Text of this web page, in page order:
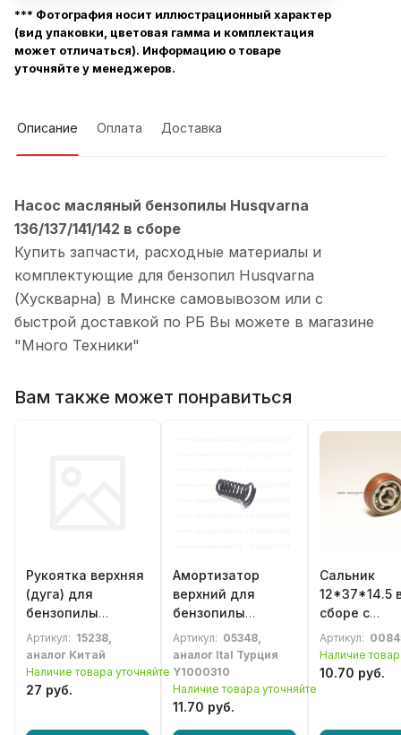
*** Фотография носит иллюстрационный характер
(вид упаковки, цветовая гамма и комплектация
может отличаться). Информацию о товаре
уточняйте у менеджеров.
Описание Оплата Доставка
Насос масляный бензопилы Husqvarna
136/137/141/142 в сборе
Купить запчасти, расходные материалы и
комплектующие для бензопил Husqvarna
(Хускварна) в Минске самовывозом или с
быстрой доставкой по РБ Вы можете в магазине
"Много Техники"
Вам также может понравиться
Рукоятка верхняя
(дуга) для
бензопилы
Husqvarna 445,
450 (5440839-01)
Артикул: 15238,
аналог Китай
Наличие товара уточняйте
27 руб.
Амортизатор
верхний для
бензопилы
Husqvarna 40, 45,
49 Jonsered 2041,
2045, 2050 Partner
410, 460, 510
(5060147-01)
Артикул: 05348,
аналог Ital Турция
Y1000310
Наличие товара уточняйте
11.70 руб.
Сальник
12*37*14.5
сборе с
6201
для
Артикул:
Наличие
10.70 руб.